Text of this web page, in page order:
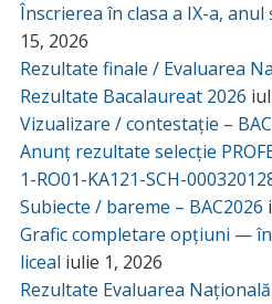
Înscrierea în clasa a IX-a, anul
15, 2026
Rezultate finale / Evaluarea
Rezultate Bacalaureat 2026
Vizualizare / contestație –
Anunț rezultate selecție
1-RO01-KA121-SCH-
Subiecte / bareme – BAC2026
Grafic completare opțiuni —
liceal iulie 1, 2026
Rezultate Evaluarea